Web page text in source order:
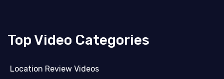
Top Video Categories
Location Review Videos